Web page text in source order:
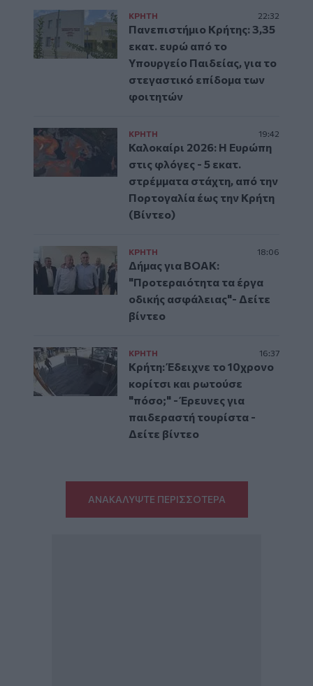
ΚΡΗΤΗ 22:32
Πανεπιστήμιο Κρήτης: 3,35
εκατ. ευρώ από το
Υπουργείο Παιδείας, για το
στεγαστικό επίδομα των
φοιτητών
ΚΡΗΤΗ 19:42
Καλοκαίρι 2026: Η Ευρώπη
στις φλόγες - 5 εκατ.
στρέμματα στάχτη, από την
Πορτογαλία έως την Κρήτη
(Βίντεο)
ΚΡΗΤΗ 18:06
Δήμας για ΒΟΑΚ:
"Προτεραιότητα τα έργα
οδικής ασφάλειας"- Δείτε
βίντεο
ΚΡΗΤΗ 16:37
Κρήτη: Έδειχνε το 10χρονο
κορίτσι και ρωτούσε
"πόσο;" - Έρευνες για
παιδεραστή τουρίστα -
Δείτε βίντεο
ΑΝΑΚΑΛΥΨΤΕ ΠΕΡΙΣΣΟΤΕΡΑ